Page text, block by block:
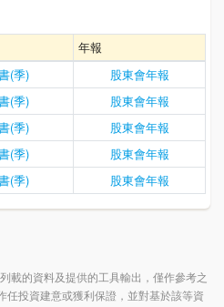
年報
(季)
股東會年報
(季)
股東會年報
(季)
股東會年報
(季)
股東會年報
(季) 股東會年報
載的資料及提供的工具輸出，僅作參考之
任投資建意或獲利保證，並對基於該等資